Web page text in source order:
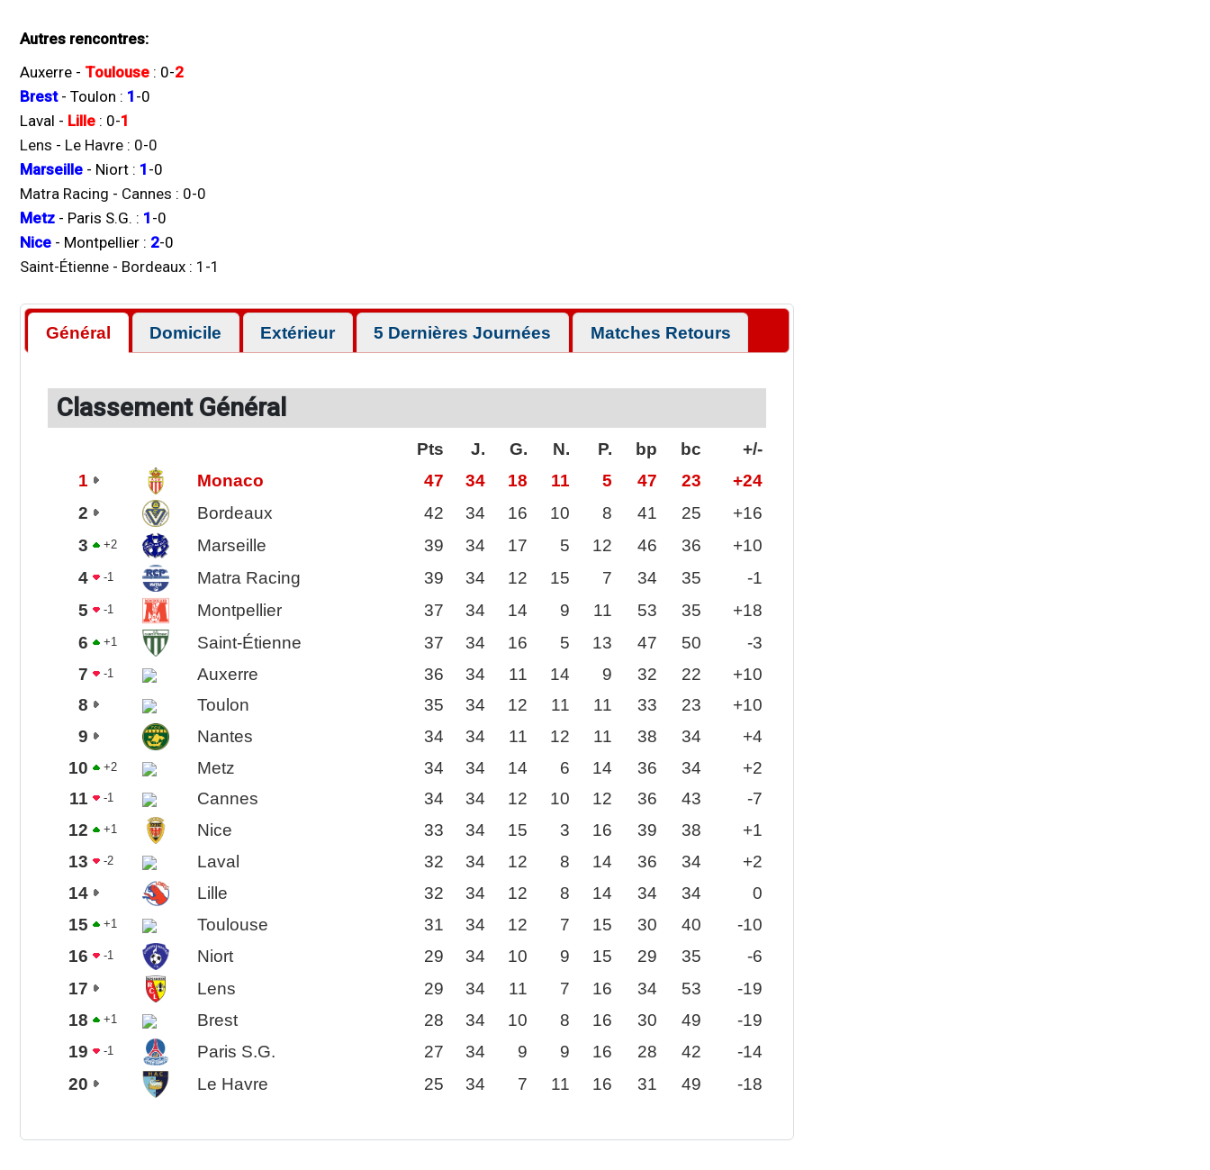
Autres rencontres:
Auxerre - Toulouse : 0-2
Brest- Toulon : 1 -0
Laval - Lille : 0-1
Lens - Le Havre : 0-0
Marseille - Niort : 1 -0
Matra Racing - Cannes : 0-0
Metz - Paris S.G. : 1 -0
Nice - Montpellier : 2-0
Saint-Étienne - Bordeaux : 1 -1
Général Domicile Extérieur 5 Dernières Journées Matches Retours
Classement Général
Pts J. G. N. P. bp bc
+/-
1
Monaco 47 34 18 11 5 47 23
+24
2
Bordeaux 42 34 16 10 8 41 25
+16
3
+2 Marseille 39 34 17 5 12 46 36
+10
4
-1 Matra Racing 39 34 12 15 7 34 35
-1
5
-1 Montpellier 37 34 14 9 11 53 35
+18
6
+1 Saint-Étienne 37 34 16 5 13 47 50
-3
7
-1 Auxerre 36 34 11 14 9 32 22
+10
8
Toulon 35 34 12 11 11 33 23
+10
9
Nantes 34 34 11 12 11 38 34
+4
10
+2 Metz 34 34 14 6 14 36 34
+2
11
-1 Cannes 34 34 12 10 12 36 43
-7
12
+1 Nice 33 34 15 3 16 39 38
+1
13
-2 Laval 32 34 12 8 14 36 34
+2
14
Lille 32 34 12 8 14 34 34
0
15
+1 Toulouse 31 34 12 7 15 30 40
-10
16
-1 Niort 29 34 10 9 15 29 35
-6
17
Lens 29 34 11 7 16 34 53
-19
18
+1 Brest 28 34 10 8 16 30 49
-19
19
-1 Paris S.G. 27 34 9 9 16 28 42
-14
20
Le Havre 25 34 7 11 16 31 49 -18